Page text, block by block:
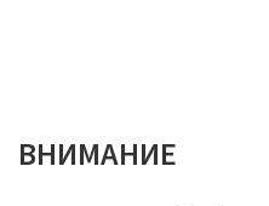
ВНИМАНИЕ